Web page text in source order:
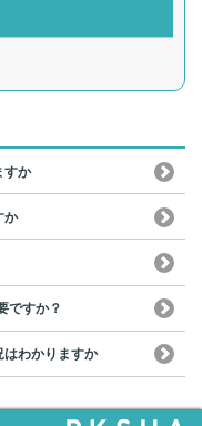
すか
か
ですか？
はわかりますか